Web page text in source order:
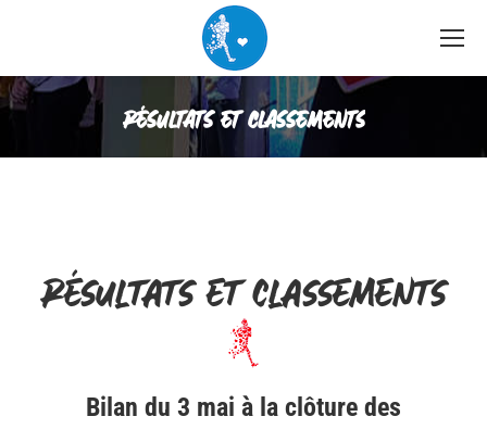
RÉSULTATS ET CLASSEMENTS
Vous êtes ici :
Résultats et classements
Bilan du 3 mai à la clôture des